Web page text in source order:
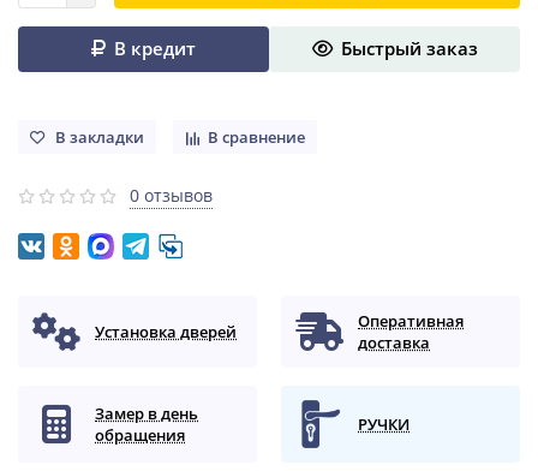
В кредит Быстрый заказ
В закладки В сравнение
0 отзывов
Установка дверей
Оперативная
доставка
Замер в день
обращения
РУЧКИ